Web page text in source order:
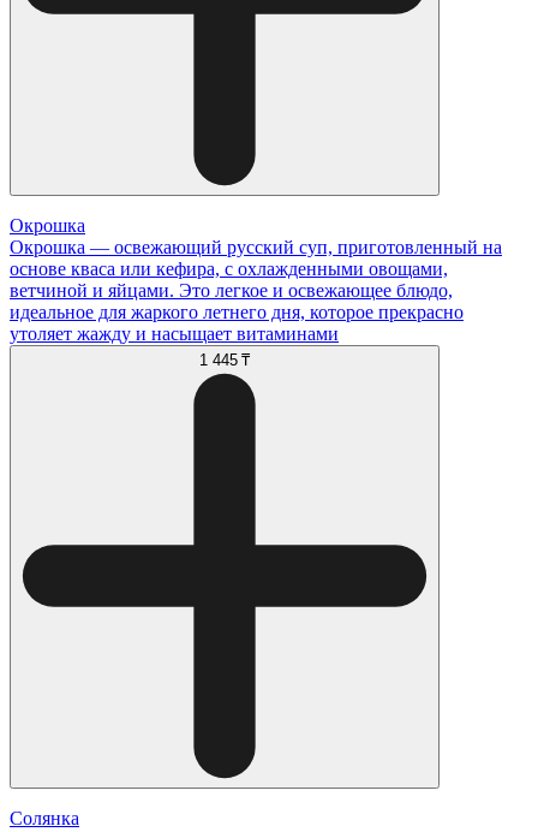
Окрошка
Окрошка — освежающий русский суп, приготовленный на
основе кваса или кефира, с охлажденными овощами,
ветчиной и яйцами. Это легкое и освежающее блюдо,
идеальное для жаркого летнего дня, которое прекрасно
утоляет жажду и насыщает витаминами
1 445 ₸
Солянка